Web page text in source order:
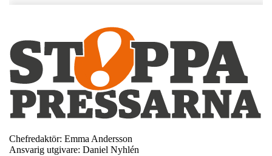
Chefredaktör: Emma Andersson
Ansvarig utgivare: Daniel Nyhlén